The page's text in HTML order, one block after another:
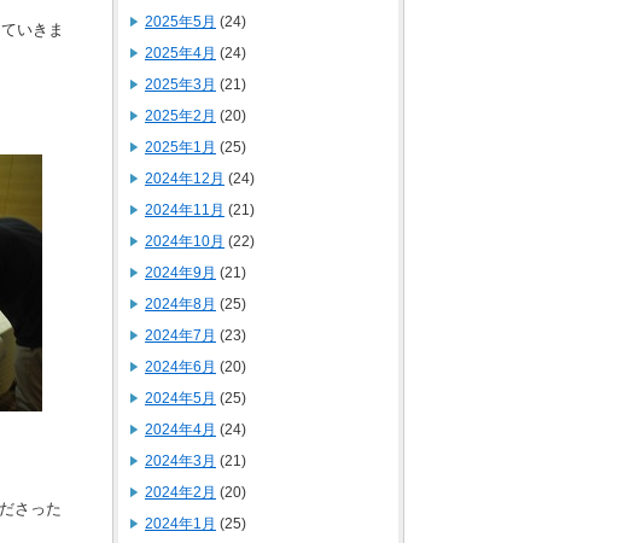
いきま
さった
2025年5月 (24)
2025年4月 (24)
2025年3月 (21)
2025年2月 (20)
2025年1月 (25)
2024年12月 (24)
2024年11月 (21)
2024年10月 (22)
2024年9月 (21)
2024年8月 (25)
2024年7月 (23)
2024年6月 (20)
2024年5月 (25)
2024年4月 (24)
2024年3月 (21)
2024年2月 (20)
2024年1月 (25)